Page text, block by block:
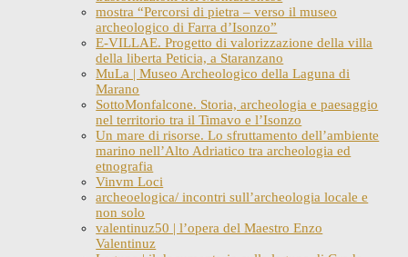
mostra “Percorsi di pietra – verso il museo
archeologico di Farra d’Isonzo”
E-VILLAE. Progetto di valorizzazione della villa
della liberta Peticia, a Staranzano
MuLa | Museo Archeologico della Laguna di
Marano
SottoMonfalcone. Storia, archeologia e paesaggio
nel territorio tra il Timavo e l’Isonzo
Un mare di risorse. Lo sfruttamento dell’ambiente
marino nell’Alto Adriatico tra archeologia ed
etnografia
Vinvm Loci
archeoelogica/ incontri sull’archeologia locale e
non solo
valentinuz50 | l’opera del Maestro Enzo
Valentinuz